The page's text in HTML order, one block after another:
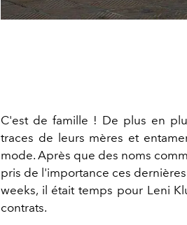
C'est de famille ! De plus en
traces de leurs mères et
mode. Après que des noms
pris de l'importance ces
weeks, il était temps pour Leni
contrats.